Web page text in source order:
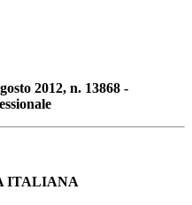
2012, n. 13868 -
ITALIANA